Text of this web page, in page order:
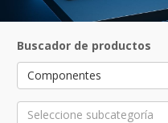
Buscador de productos
Componentes
Seleccione subcategoría